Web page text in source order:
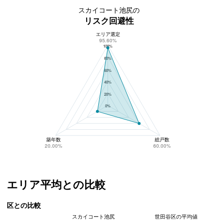
スカイコート池尻の
リスク回避性
スカイコート池尻のリスク回避性
100%
80%
60%
40%
20%
0%
エリア選定
95.60%
築年数
20.00%
総戸数
60.00%
エリア平均との比較
区との比較
スカイコート池尻
世田谷区の平均値